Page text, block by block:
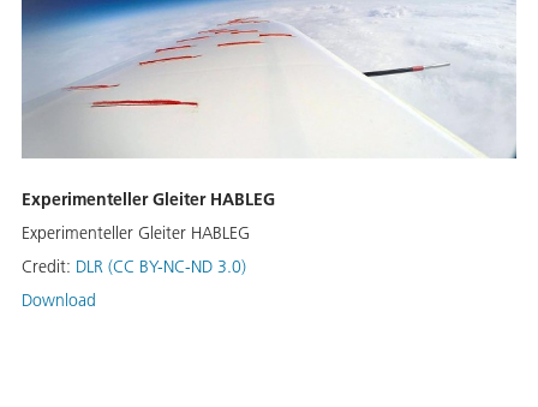
Experimenteller Gleiter HABLEG
Experimenteller Gleiter HABLEG
Credit: DLR (CC BY-NC-ND 3.0)
Download